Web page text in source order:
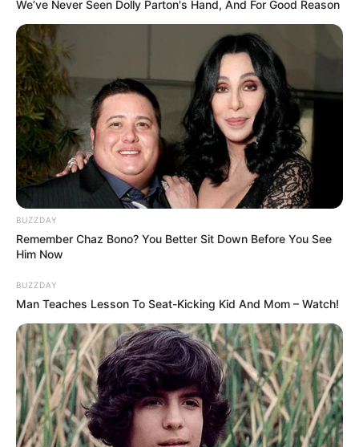
Hal ini lantas membuat taman mereka memiliki nuansa akuarium.
Bagi kamu yang tertarik menghias kebun pribadimu dengan
sukulen, yuk simak potretnya di bahwa ini. Siapa tahu jadi
inspirasi!
Baca juga:Bikin Ngiler! 10 Kue Unik Padukan Seni Klasik
dan Budaya Pop
1. Dengan warnanya yang bermacam-macam,
membuat tamanmu kelihatan berkelas
arrow_forward_ios Baca selengkapnya
We’ve Never Seen Dolly Parton's Hand, And For Good Reason
BUZZDAY
Remember Chaz Bono? You Better Sit Down Before You See
Him Now
BUZZDAY
Man Teaches Lesson To Seat-Kicking Kid And Mom – Watch!